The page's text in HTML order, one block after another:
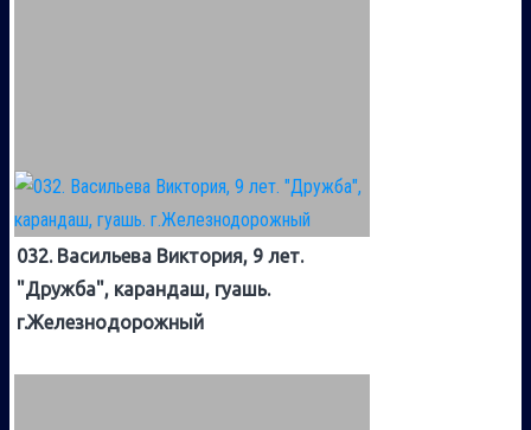
032. Васильева Виктория, 9 лет.
"Дружба", карандаш, гуашь.
г.Железнодорожный